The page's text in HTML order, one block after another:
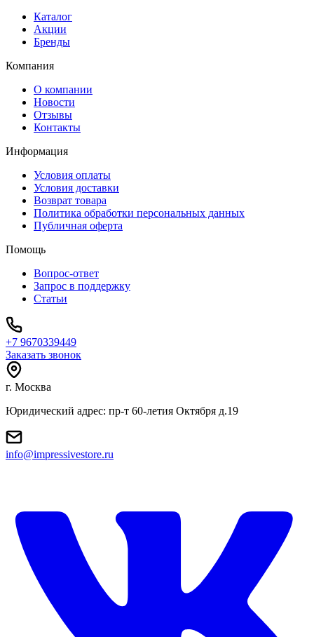
Каталог
Акции
Бренды
Компания
О компании
Новости
Отзывы
Контакты
Информация
Условия оплаты
Условия доставки
Возврат товара
Политика обработки персональных данных
Публичная оферта
Помощь
Вопрос-ответ
Запрос в поддержку
Статьи
+7 9670339449
Заказать звонок
г. Москва
Юридический адрес: пр-т 60-летия Октября д.19
info@impressivestore.ru